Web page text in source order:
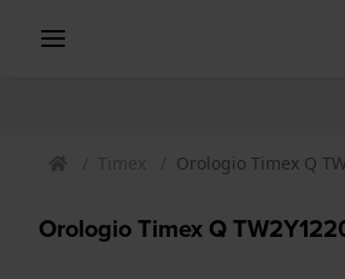
Timex Orologio Timex Q
Orologio Timex Q